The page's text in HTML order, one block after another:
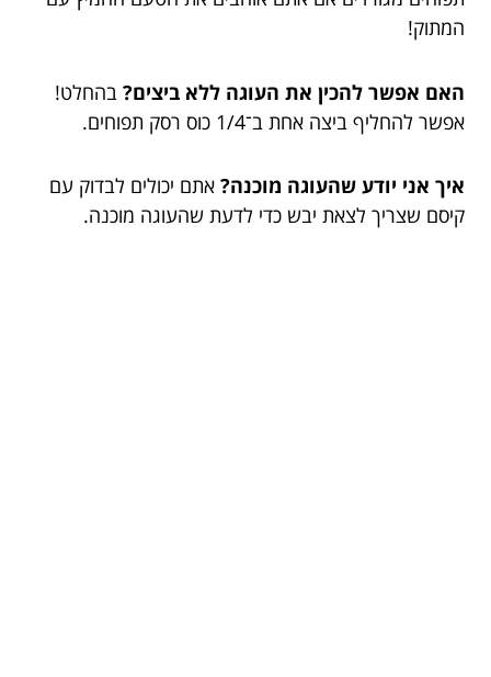
המתוק!
האם אפשר להכין את העוגה ללא ביצים? בהחלט!
אפשר להחליף ביצה אחת ב־1/4 כוס רסק תפוחים.
איך אני יודע שהעוגה מוכנה? אתם יכולים לבדוק עם
קיסם שצריך לצאת יבש כדי לדעת שהעוגה מוכנה.